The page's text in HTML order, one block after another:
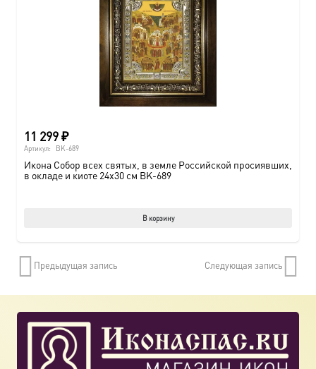
11 299₽
Артикул: BK-689
Икона Собор всех святых, в земле Российской просиявших,
в окладе и киоте 24х30 см BK-689
В корзину
Предыдущая запись Следующая запись